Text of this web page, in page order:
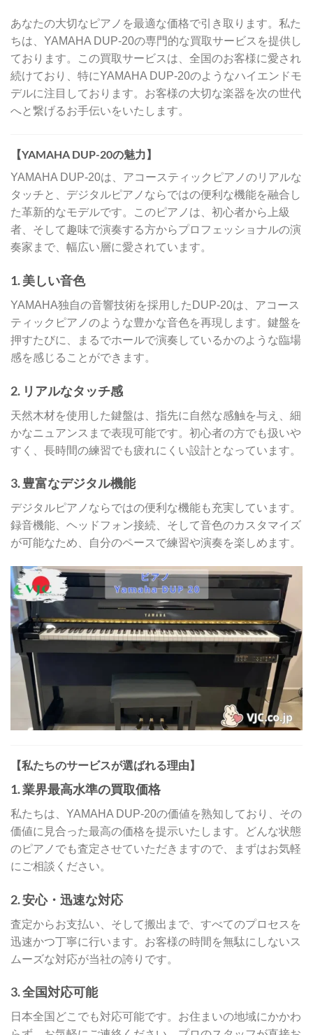
あなたの大切なピアノを最適な価格で引き取ります。私た
ちは、YAMAHA DUP-20の専門的な買取サービスを提供し
ております。この買取サービスは、全国のお客様に愛され
続けており、特にYAMAHA DUP-20のようなハイエンドモ
デルに注目しております。お客様の大切な楽器を次の世代
へと繋げるお手伝いをいたします。
【YAMAHA DUP-20の魅力】
YAMAHA DUP-20は、アコースティックピアノのリアルな
タッチと、デジタルピアノならではの便利な機能を融合し
た革新的なモデルです。このピアノは、初心者から上級
者、そして趣味で演奏する方からプロフェッショナルの演
奏家まで、幅広い層に愛されています。
1.美しい音色
YAMAHA独自の音響技術を採用したDUP-20は、アコース
ティックピアノのような豊かな音色を再現します。鍵盤を
押すたびに、まるでホールで演奏しているかのような臨場
感を感じることができます。
2. リアルなタッチ感
天然木材を使用した鍵盤は、指先に自然な感触を与え、細
かなニュアンスまで表現可能です。初心者の方でも扱いや
すく、長時間の練習でも疲れにくい設計となっています。
3.豊富なデジタル機能
デジタルピアノならではの便利な機能も充実しています。
録音機能、ヘッドフォン接続、そして音色のカスタマイズ
が可能なため、自分のペースで練習や演奏を楽しめます。
【私たちのサービスが選ばれる理由】
1.業界最高水準の買取価格
私たちは、YAMAHA DUP-20の価値を熟知しており、その
価値に見合った最高の価格を提示いたします。どんな状態
のピアノでも査定させていただきますので、まずはお気軽
にご相談ください。
2.安心・迅速な対応
査定からお支払い、そして搬出まで、すべてのプロセスを
迅速かつ丁寧に行います。お客様の時間を無駄にしないス
ムーズな対応が当社の誇りです。
3.全国対応可能
日本全国どこでも対応可能です。お住まいの地域にかかわ